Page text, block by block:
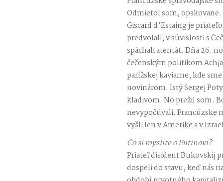
Odmietol som,
Giscard d’Estaing je
predvolali, v súvislosti s
spáchali atentát. Dňa 26.
čečenským politikom
parížskej kaviarne, kde
novinárom. Istý Sergej
kladivom. No prežil som.
nevypočúvali. Francúzske
vyšli len v Amerike a v
Čo si myslíte o Putinovi?
Priateľ disident Bukovskij
dospeli do stavu, keď nás